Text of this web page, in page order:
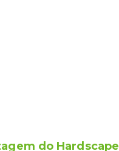
do Hardscape